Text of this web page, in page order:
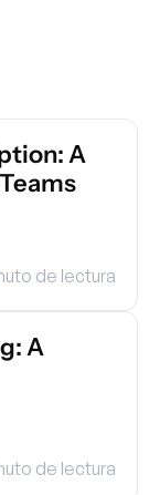
A
de lectura
A
de lectura